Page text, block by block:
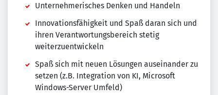
Unternehmerisches Denken und Handeln
Innovationsfähigkeit und Spaß daran sich und
ihren Verantwortungsbereich stetig
weiterzuentwickeln
Spaß sich mit neuen Lösungen auseinander zu
setzen (z.B. Integration von KI, Microsoft
Windows-Server Umfeld)